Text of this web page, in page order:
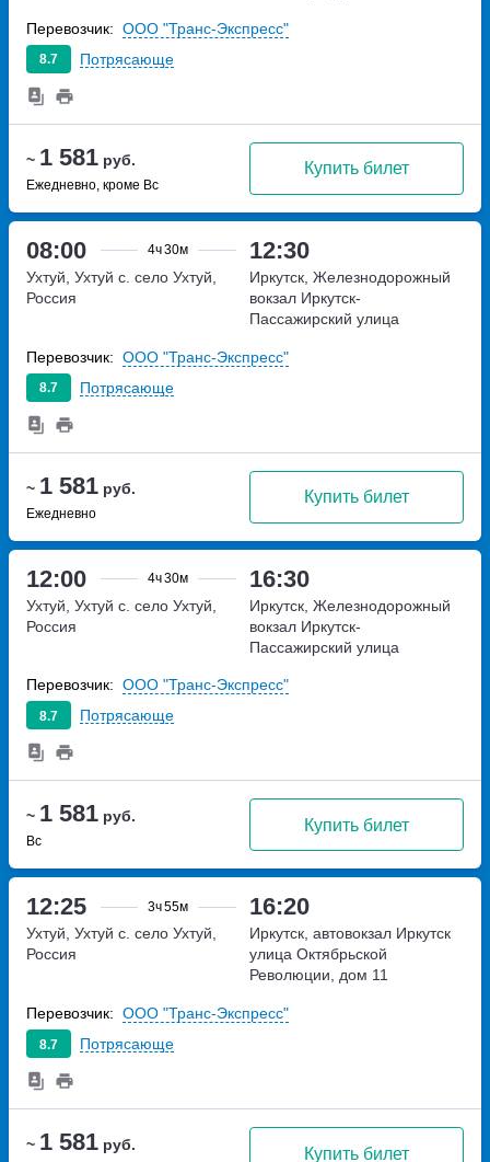
~ 1 581 руб.
Ежедневно, кроме Вс
Купить билет
8.7 Потрясающе
Перевозчик: ООО "Транс-Экспресс"
08:00 4ч30м 12:30
~ 1 581 руб.
Ежедневно
Купить билет
Ухтуй, Ухтуй с. село Ухтуй,
Россия
Иркутск, Железнодорожный
вокзал Иркутск-
Пассажирский улица
8.7 Потрясающе
Перевозчик: ООО "Транс-Экспресс"
12:00 4ч30м 16:30
~ 1 581 руб.
Вс
Купить билет
Ухтуй, Ухтуй с. село Ухтуй,
Россия
Иркутск, Железнодорожный
вокзал Иркутск-
Пассажирский улица
8.7 Потрясающе
Перевозчик: ООО "Транс-Экспресс"
12:25 3ч55м 16:20
~ 1 581 руб. Купить билет
Ухтуй, Ухтуй с. село Ухтуй,
Россия
Иркутск, автовокзал Иркутск
улица Октябрьской
Революции, дом 11
8.7 Потрясающе
Перевозчик: ООО "Транс-Экспресс"